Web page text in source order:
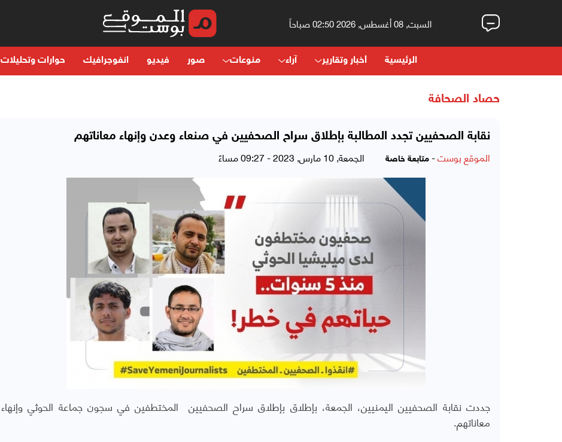
السبت, 08 أغسطس, 2026 02:50 صباحاً
الرئيسية أخبار وتقارير آراء منوعات صور فيديو انفوجرافيك حوارات وتحليلات
حصاد الصحافة
نقابة الصحفيين تجدد المطالبة بإطلاق سراح الصحفيين في صنعاء وعدن وإنهاء معاناتهم
الموقع بوست- متابعة خاصة الجمعة, 10 مارس, 2023 - 09:27 مساءً
جددت نقابة الصحفيين اليمنيين، الجمعة، بإطلاق بإطلاق سراح الصحفيين المختطفين في سجون جماعة الحوثي وإنهاء
معاناتهم.